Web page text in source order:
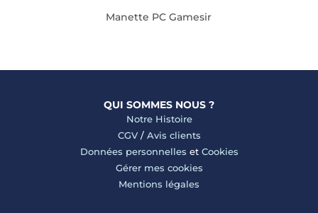
Manette PC Gamesir
QUI SOMMES NOUS ?
Notre Histoire
CGV/ Avis clients
Données personnelles et Cookies
Gérer mes cookies
Mentions légales